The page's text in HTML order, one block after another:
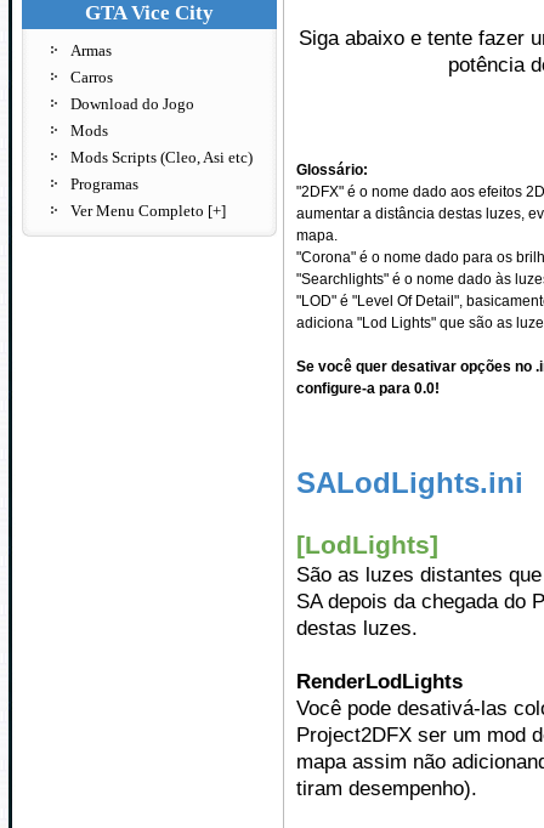
GTA Vice City
Armas
Carros
Download do Jogo
Mods
Mods Scripts (Cleo, Asi etc)
Programas
Ver Menu Completo [+]
Siga abaixo e tente fazer
potência
Glossário:
"2DFX" é o nome dado aos efeitos
aumentar a distância destas luzes,
mapa.
"Corona" é o nome dado para os
"Searchlights" é o nome dado às
"LOD" é "Level Of Detail",
adiciona "Lod Lights" que são as
Se você quer desativar opções no
configure-a para 0.0!
SALodLights.ini
[LodLights]
São as luzes distantes
SA depois da chegada do
destas luzes.
RenderLodLights
Você pode desativá-las
Project2DFX ser um mod
mapa assim não
tiram desempenho).